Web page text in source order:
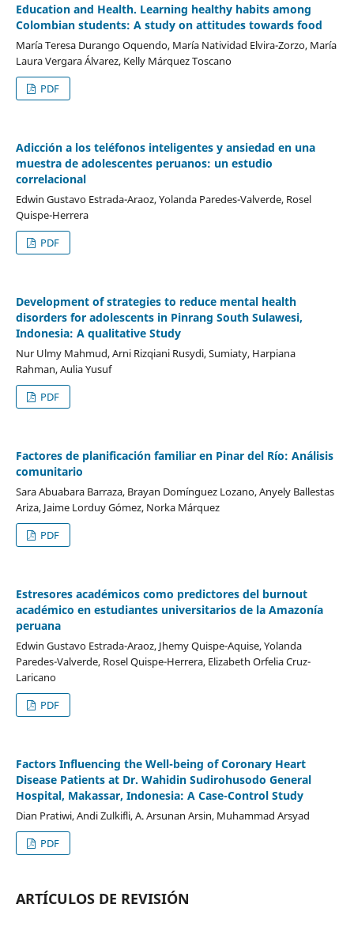
Education and Health. Learning healthy habits among
Colombian students: A study on attitudes towards food
María Teresa Durango Oquendo, María Natividad Elvira-Zorzo, María
Laura Vergara Álvarez, Kelly Márquez Toscano
PDF
Adicción a los teléfonos inteligentes y ansiedad en una
muestra de adolescentes peruanos: un estudio
correlacional
Edwin Gustavo Estrada-Araoz, Yolanda Paredes-Valverde, Rosel
Quispe-Herrera
PDF
Development of strategies to reduce mental health
disorders for adolescents in Pinrang South Sulawesi,
Indonesia: A qualitative Study
Nur Ulmy Mahmud, Arni Rizqiani Rusydi, Sumiaty, Harpiana
Rahman, Aulia Yusuf
PDF
Factores de planificación familiar en Pinar del Río: Análisis
comunitario
Sara Abuabara Barraza, Brayan Domínguez Lozano, Anyely Ballestas
Ariza, Jaime Lorduy Gómez, Norka Márquez
PDF
Estresores académicos como predictores del burnout
académico en estudiantes universitarios de la Amazonía
peruana
Edwin Gustavo Estrada-Araoz, Jhemy Quispe-Aquise, Yolanda
Paredes-Valverde, Rosel Quispe-Herrera, Elizabeth Orfelia Cruz-
Laricano
PDF
Factors Influencing the Well-being of Coronary Heart
Disease Patients at Dr. Wahidin Sudirohusodo General
Hospital, Makassar, Indonesia: A Case-Control Study
Dian Pratiwi, Andi Zulkifli, A. Arsunan Arsin, Muhammad Arsyad
PDF
ARTÍCULOS DE REVISIÓN